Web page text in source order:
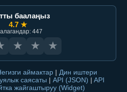
баалаңыз
4.7 ★
447
★ ★ ★
аймактар | Дин иштери
саясаты | API (JSON) | API
жайгаштыруу (Widget)